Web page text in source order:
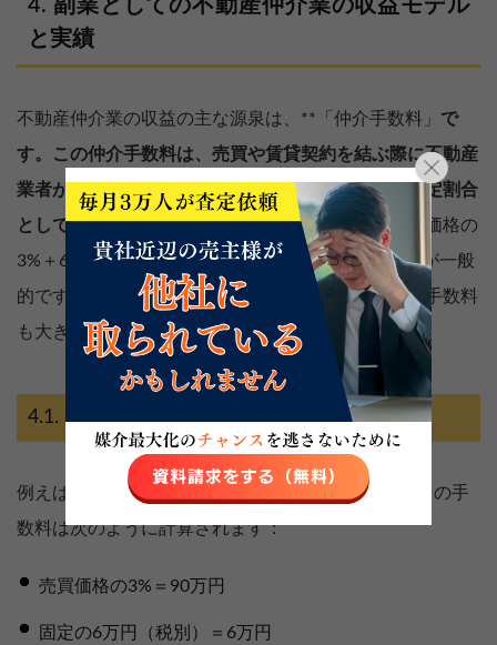
副業としての不動産仲介業の収益モデル
と実績
不動産仲介業の収益の主な源泉は、**「仲介手数料」 で
す。この仲介手数料は、売買や賃貸契約を結ぶ際に不動産
業者が受け取る報酬であり、通常は物件の価格の一定割合
として設定されています。特に売買の場合、
「売買価格の
3%＋6万円（税別）」**という形で計算されることが一般
的です。このため、物件の価格が高額になるほど、手数料
も大きくなり、高収入を得るチャンスが広がります。
不動産仲介の収益の仕組み
例えば、ある物件が3,000万円で売買された場合、その手
数料は次のように計算されます：
売買価格の3%＝90万円
固定の6万円（税別）＝6万円